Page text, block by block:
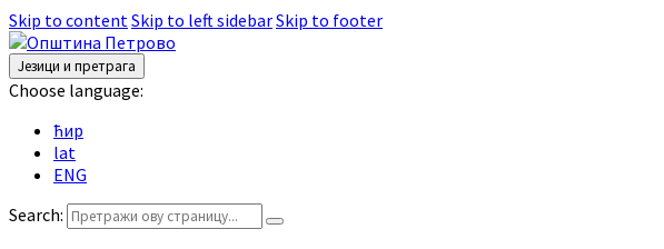
Skip to contentSkip to left sidebarSkip to footer
Језици и претрага
Choose language:
ћир
lat
ENG
Search: